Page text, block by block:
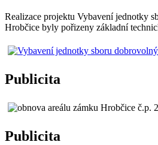
Realizace projektu Vybavení jednotky
Hrobčice byly pořizeny základní
Publicita
Publicita